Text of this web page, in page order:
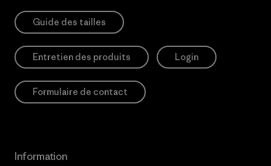
Guide des tailles
Entretien des produits Login
Formulaire de contact
Information